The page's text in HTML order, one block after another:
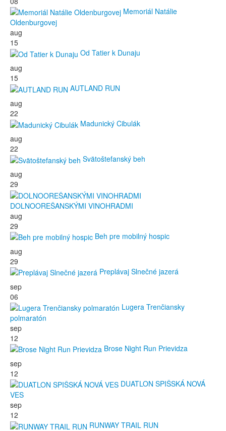
Memoriál Natálie
Oldenburgovej
aug
15
Od Tatier k Dunaju
aug
15
AUTLAND RUN
aug
22
Madunický Cibulák
aug
22
Svätoštefanský beh
aug
29
DOLNOOREŠANSKÝMI VINOHRADMI
aug
29
Beh pre mobilný hospic
aug
29
Preplávaj Slnečné jazerá
sep
06
Lugera Trenčiansky
polmaratón
sep
12
Brose Night Run Prievidza
sep
12
DUATLON SPIŠSKÁ NOVÁ
VES
sep
12
RUNWAY TRAIL RUN